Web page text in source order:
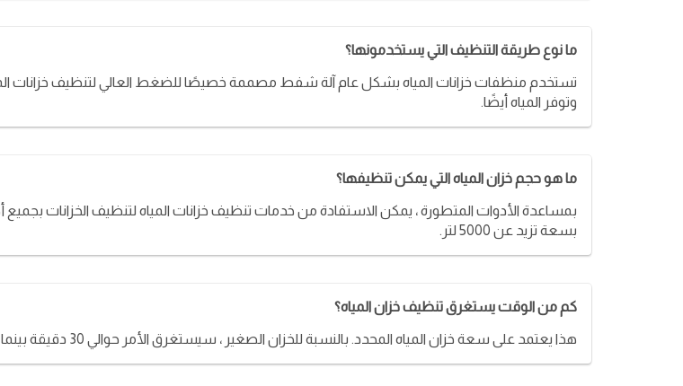
ما نوع طريقة التنظيف التي يستخدمونها؟
تستخدم منظفات خزانات المياه بشكل عام آلة شفط مصممة خصيصًا للضغط العالي لتنظيف خزانات
وتوفر المياه أيضًا.
ما هو حجم خزان المياه التي يمكن تنظيفها؟
بسعة تزيد عن 5000 لتر.
كم من الوقت يستغرق تنظيف خزان المياه؟
هذا يعتمد على سعة خزان المياه المحدد. بالنسبة للخزان الصغير ، سيستغرق الأمر حوالي 30 دقيقة بينما قد يستغرق تنظيف الخزانات الكبيرة حوالي ساعتين.